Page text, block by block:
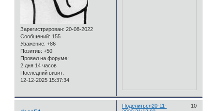
Зарегистрирован: 20-08-2022
Сообщений: 155
Уважение: +86
Позитив: +50
Провел на форуме:
2 дня 14 часов
Последний визит:
12-12-2025 15:37:34
Поделиться 10
20-11-